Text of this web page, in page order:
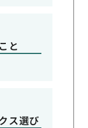
と
ス選び